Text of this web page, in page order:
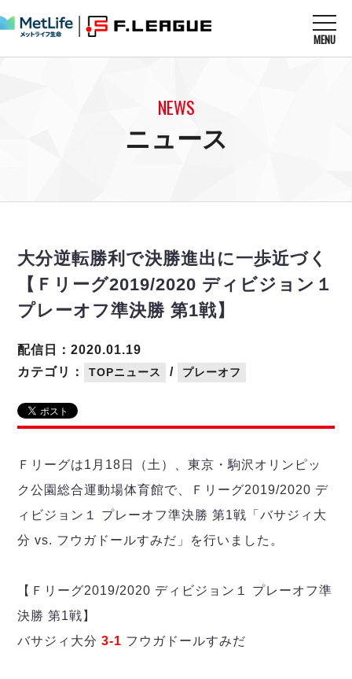
MENU
U-23選抜
メディア情報
フットサル日本代表
その他
戦績表
警告・退場・出場停止選手
個人ランキング｜ゴール
個人ランキング｜シュート
個人ランキング｜シュート成功率
個人ランキング｜第2PK
メットライフ生命Ｆ２リーグ
順位表
戦績表
警告・退場・出場停止選手
個人ランキング｜シュート
個人ランキング｜第2PK
メットライフ生命Ｆリーグカップ 2026
エスポラーダ北海道
バルドラール浦安
フウガドールすみだ
立川アスレティックFC
ペスカドーラ町田
ボアルース長野
シュライカー大阪
ボルクバレット北九州
バサジィ大分
メットライフ生命Ｆ２リーグ
ヴォスクオーレ仙台
リガーレヴィア葛飾
Y．S．C．C．横浜
アリーナ情報 ARENA
リーグ概要 ABOUT US
リーグ概要
大会概要
リーグ要項
クラブライセンス関連
過去の記録
過去の試合記録
ディビジョン1 試合記録
ディビジョン2 試合記録
Ｆリーグカップ 試合記録
記念ゴール
ハットトリック
プロジェクト PROJECT
ABeam AWARD
DIVISION01
NEWS
ニュース
大分逆転勝利で決勝進出に一歩近づく
【Ｆリーグ2019/2020 ディビジョン１
プレーオフ準決勝 第1戦】
カテゴリ： TOPニュース / プレーオフ
配信日：2020.01.19
Ｆリーグは1月18日（土）、東京・駒沢オリンピッ
ク公園総合運動場体育館で、Ｆリーグ2019/2020 デ
ィビジョン１ プレーオフ準決勝 第1戦「バサジィ大
分 vs. フウガドールすみだ」を行いました。
【Ｆリーグ2019/2020 ディビジョン１ プレーオフ準
決勝 第1戦】
バサジィ大分3-1 フウガドールすみだ